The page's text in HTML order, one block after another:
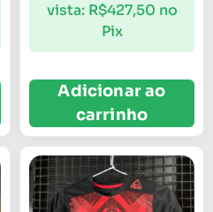
vista: R$427,50 no
Pix
Adicionar ao
carrinho